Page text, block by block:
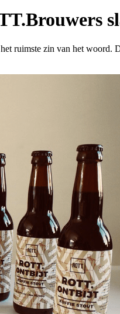
ruimste zin van het woord.